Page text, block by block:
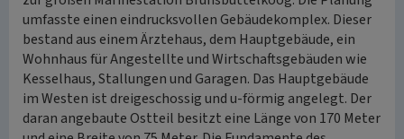
umfasste einen eindrucksvollen Gebäudekomplex. Dieser
bestand aus einem Ärztehaus, dem Hauptgebäude, ein
Wohnhaus für Angestellte und Wirtschaftsgebäuden wie
Kesselhaus, Stallungen und Garagen. Das Hauptgebäude
im Westen ist dreigeschossig und u-förmig angelegt. Der
daran angebaute Ostteil besitzt eine Länge von 170 Meter